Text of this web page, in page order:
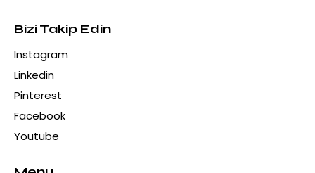
Bizi Takip Edin
Instagram
Linkedin
Pinterest
Facebook
Youtube